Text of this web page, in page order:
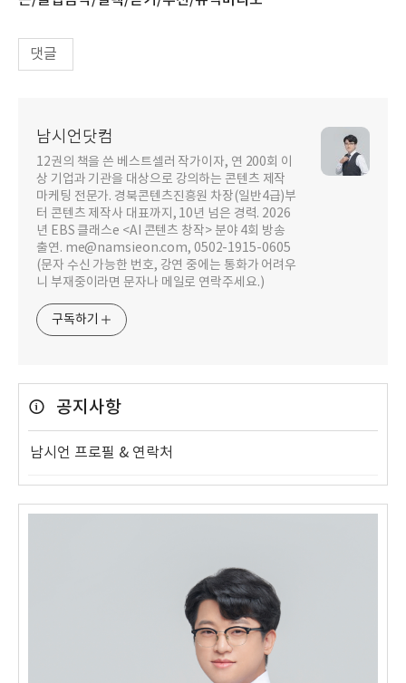
댓글
남시언닷컴
12권의 책을 쓴 베스트셀러 작가이자, 연 200회 이
상 기업과 기관을 대상으로 강의하는 콘텐츠 제작
마케팅 전문가. 경북콘텐츠진흥원 차장(일반4급)부
터 콘텐츠 제작사 대표까지, 10년 넘은 경력. 2026
년 EBS 클래스e <AI 콘텐츠 창작> 분야 4회 방송
출연. me@namsieon.com, 0502-1915-0605
(문자 수신 가능한 번호, 강연 중에는 통화가 어려우
니 부재중이라면 문자나 메일로 연락주세요.)
구독하기
공지사항
남시언 프로필 & 연락처